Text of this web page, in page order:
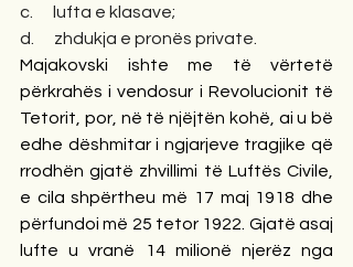
c.      lufta e klasave;
d.      zhdukja e pronës private.
Majakovski ishte me të vërtetë
përkrahës i vendosur i Revolucionit të
Tetorit, por, në të njëjtën kohë, ai u bë
edhe dëshmitar i ngjarjeve tragjike që
rrodhën gjatë zhvillimi të Luftës Civile,
e cila shpërtheu më 17 maj 1918 dhe
përfundoi më 25 tetor 1922. Gjatë asaj
lufte u vranë 14 milionë njerëz nga